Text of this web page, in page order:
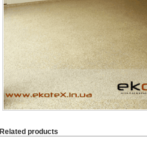
Related products